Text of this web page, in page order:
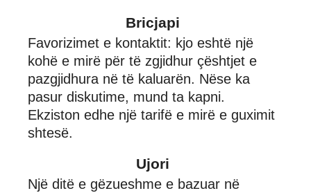
Bricjapi
Favorizimet e kontaktit: kjo eshtë një
kohë e mirë për të zgjidhur çështjet e
pazgjidhura në të kaluarën. Nëse ka
pasur diskutime, mund ta kapni.
Ekziston edhe një tarifë e mirë e guximit
shtesë.
Ujori
Një ditë e gëzueshme e bazuar në